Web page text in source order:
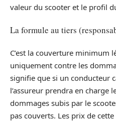
valeur du scooter et le profil
La formule au tiers
C’est la couverture minimum
uniquement contre les
signifie que si un conducteur
l’assureur prendra en charge
dommages subis par le
pas couverts. Les prix de